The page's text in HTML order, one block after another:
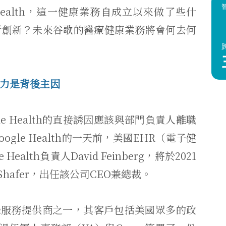
，這一健康業務自成立以來做了些什
新？未來谷歌的醫療健康業務將會何去何
是背後主因
Health的直接誘因應該與部門負責人離職
Health的一天前，美國EHR（電子健
Health負責人David Feinberg，將於2021
，出任該公司CEO兼總裁。
務提供商之一，其客戶包括美國眾多的政